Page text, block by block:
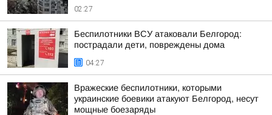
02:27
Беспилотники ВСУ атаковали Белгород:
пострадали дети, повреждены дома
04:27
Вражеские беспилотники, которыми
украинские боевики атакуют Белгород, несут
мощные боезаряды